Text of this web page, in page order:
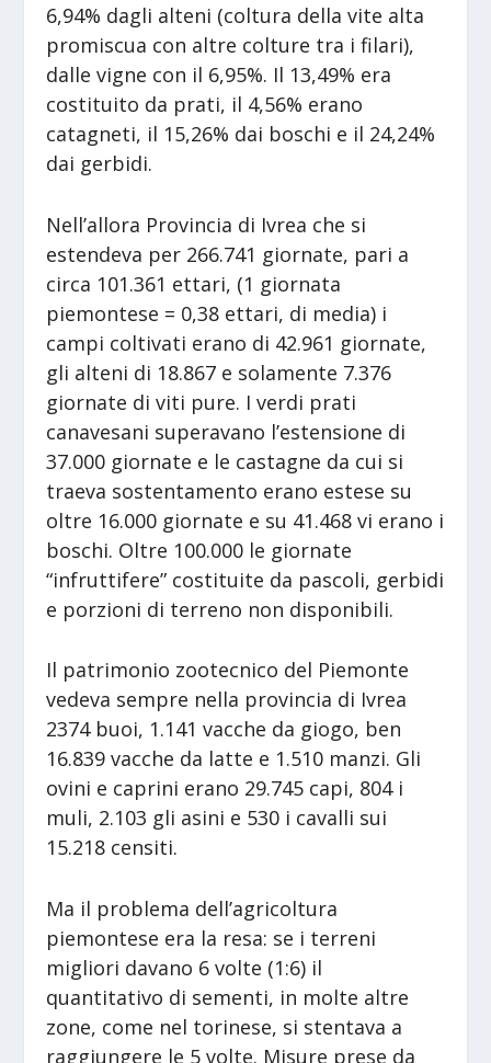
6,94% dagli alteni (coltura della vite alta
promiscua con altre colture tra i filari),
dalle vigne con il 6,95%. Il 13,49% era
costituito da prati, il 4,56% erano
catagneti, il 15,26% dai boschi e il 24,24%
dai gerbidi.
Nell’allora Provincia di Ivrea che si
estendeva per 266.741 giornate, pari a
circa 101.361 ettari, (1 giornata
piemontese = 0,38 ettari, di media) i
campi coltivati erano di 42.961 giornate,
gli alteni di 18.867 e solamente 7.376
giornate di viti pure. I verdi prati
canavesani superavano l’estensione di
37.000 giornate e le castagne da cui si
traeva sostentamento erano estese su
oltre 16.000 giornate e su 41.468 vi erano i
boschi. Oltre 100.000 le giornate
“infruttifere” costituite da pascoli, gerbidi
e porzioni di terreno non disponibili.
Il patrimonio zootecnico del Piemonte
vedeva sempre nella provincia di Ivrea
2374 buoi, 1.141 vacche da giogo, ben
16.839 vacche da latte e 1.510 manzi. Gli
ovini e caprini erano 29.745 capi, 804 i
muli, 2.103 gli asini e 530 i cavalli sui
15.218 censiti.
Ma il problema dell’agricoltura
piemontese era la resa: se i terreni
migliori davano 6 volte (1:6) il
quantitativo di sementi, in molte altre
zone, come nel torinese, si stentava a
raggiungere le 5 volte. Misure prese da